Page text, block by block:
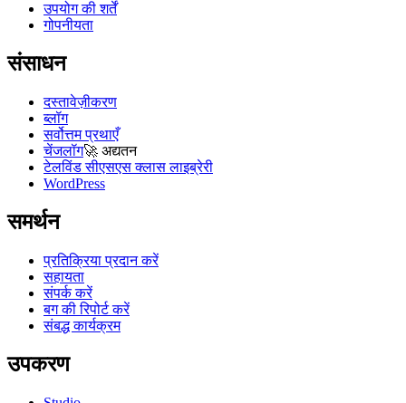
उपयोग की शर्तें
गोपनीयता
संसाधन
दस्तावेज़ीकरण
ब्लॉग
सर्वोत्तम प्रथाएँ
चेंजलॉग🚀 अद्यतन
टेलविंड सीएसएस क्लास लाइब्रेरी
WordPress
समर्थन
प्रतिक्रिया प्रदान करें
सहायता
संपर्क करें
बग की रिपोर्ट करें
संबद्ध कार्यक्रम
उपकरण